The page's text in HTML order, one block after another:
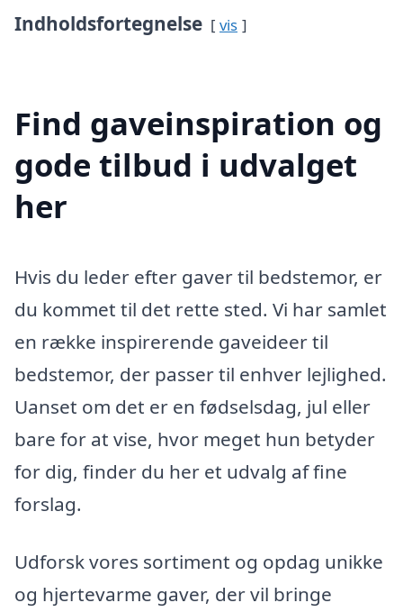
Indholdsfortegnelse vis
Find gaveinspiration og
gode tilbud i udvalget
her
Hvis du leder efter gaver til bedstemor, er
du kommet til det rette sted. Vi har samlet
en række inspirerende gaveideer til
bedstemor, der passer til enhver lejlighed.
Uanset om det er en fødselsdag, jul eller
bare for at vise, hvor meget hun betyder
for dig, finder du her et udvalg af fine
forslag.
Udforsk vores sortiment og opdag unikke
og hjertevarme gaver, der vil bringe